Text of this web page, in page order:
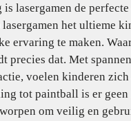
lasergamen de
het ultieme
ervaring te maken.
precies dat. Met
voelen kinderen
tot paintball is er
om veilig en